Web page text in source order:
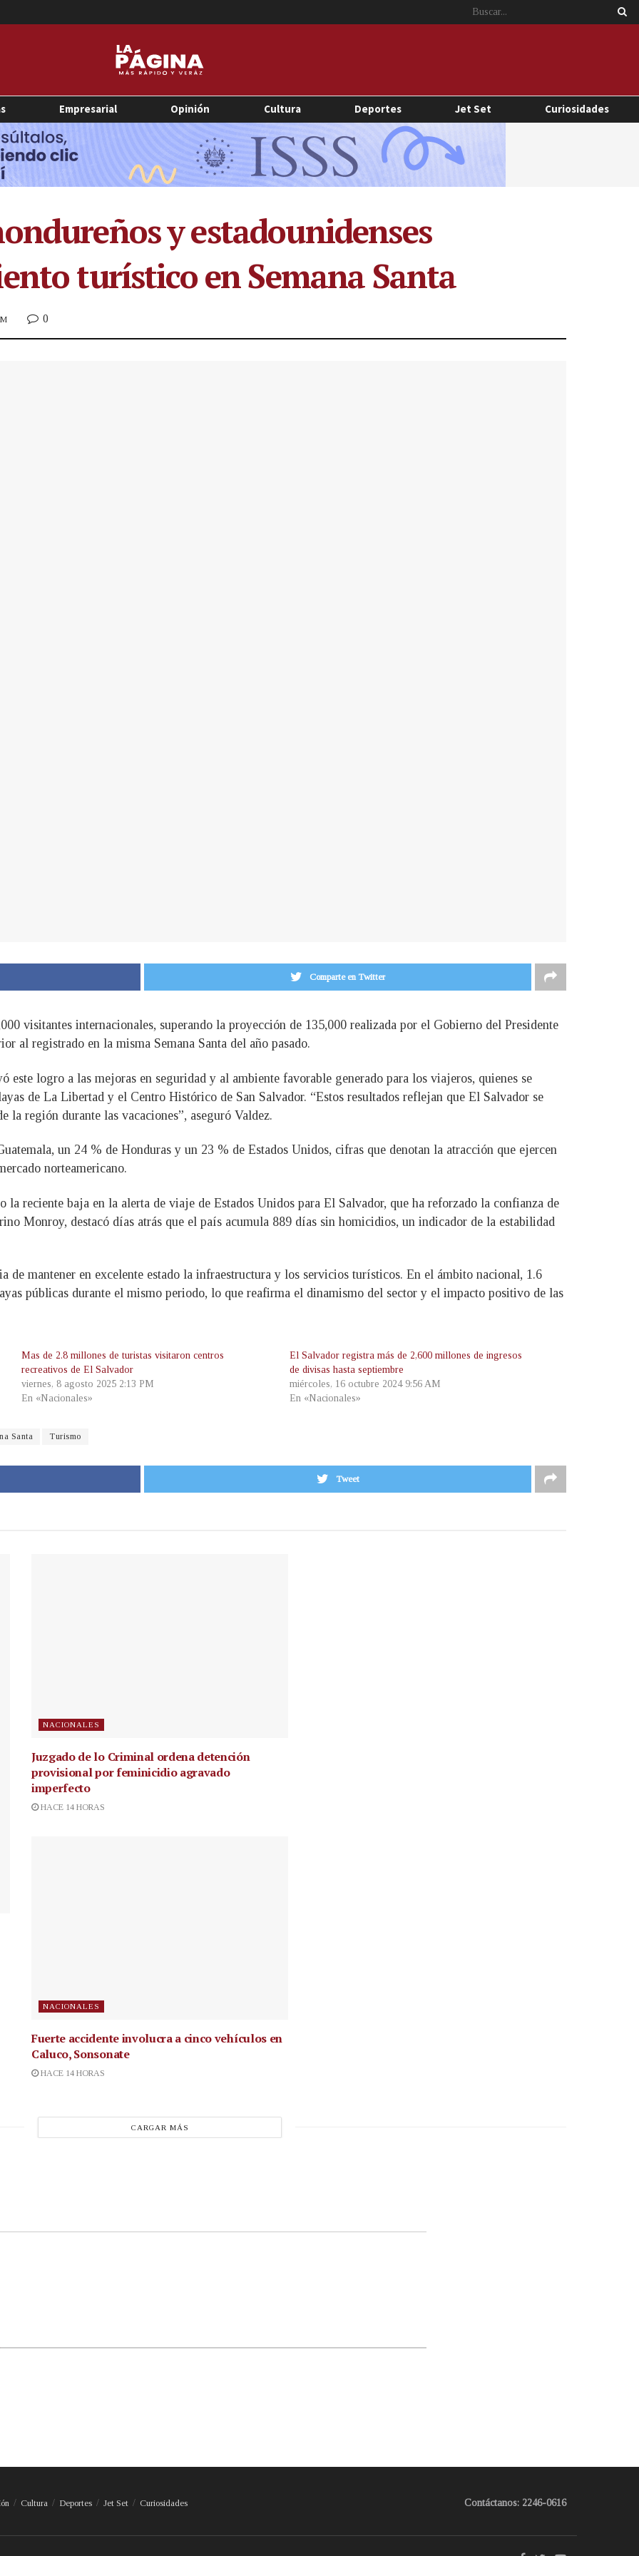
Empresarial Opinión Cultura Deportes Jet Set Curiosidades
y estadounidenses
turístico en Semana Santa
0
Comparte en Twitter
visitantes internacionales, superando la proyección de 135,000 realizada por el Gobierno del Presidente
al registrado en la misma Semana Santa del año pasado.
este logro a las mejoras en seguridad y al ambiente favorable generado para los viajeros, quienes se
de La Libertad y el Centro Histórico de San Salvador. “Estos resultados reflejan que El Salvador se
la región durante las vacaciones”, aseguró Valdez.
un 24 % de Honduras y un 23 % de Estados Unidos, cifras que denotan la atracción que ejercen
norteamericano.
la reciente baja en la alerta de viaje de Estados Unidos para El Salvador, que ha reforzado la confianza de
Monroy, destacó días atrás que el país acumula 889 días sin homicidios, un indicador de la estabilidad
de mantener en excelente estado la infraestructura y los servicios turísticos. En el ámbito nacional, 1.6
públicas durante el mismo periodo, lo que reafirma el dinamismo del sector y el impacto positivo de las
Mas de 2.8 millones de turistas visitaron centros
recreativos de El Salvador
viernes, 8 agosto 2025 2:13 PM
En «Nacionales»
El Salvador registra más de 2,600 millones de ingresos
de divisas hasta septiembre
miércoles, 16 octubre 2024 9:56 AM
En «Nacionales»
Santa Turismo
Tweet
NACIONALES
Juzgado de lo Criminal ordena detención
provisional por feminicidio agravado
imperfecto
HACE 14 HORAS
NACIONALES
Fuerte accidente involucra a cinco vehículos en
Caluco, Sonsonate
HACE 14 HORAS
CARGAR MÁS
Cultura Deportes Jet Set Curiosidades Contáctanos: 2246-0616